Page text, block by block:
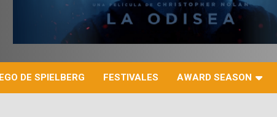
DE SPIELBERG FESTIVALES AWARD SEASON